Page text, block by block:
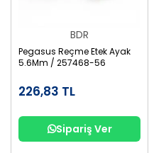
BDR
Pegasus Reçme Etek Ayak
5.6Mm / 257468-56
226,83 TL
Sipariş Ver